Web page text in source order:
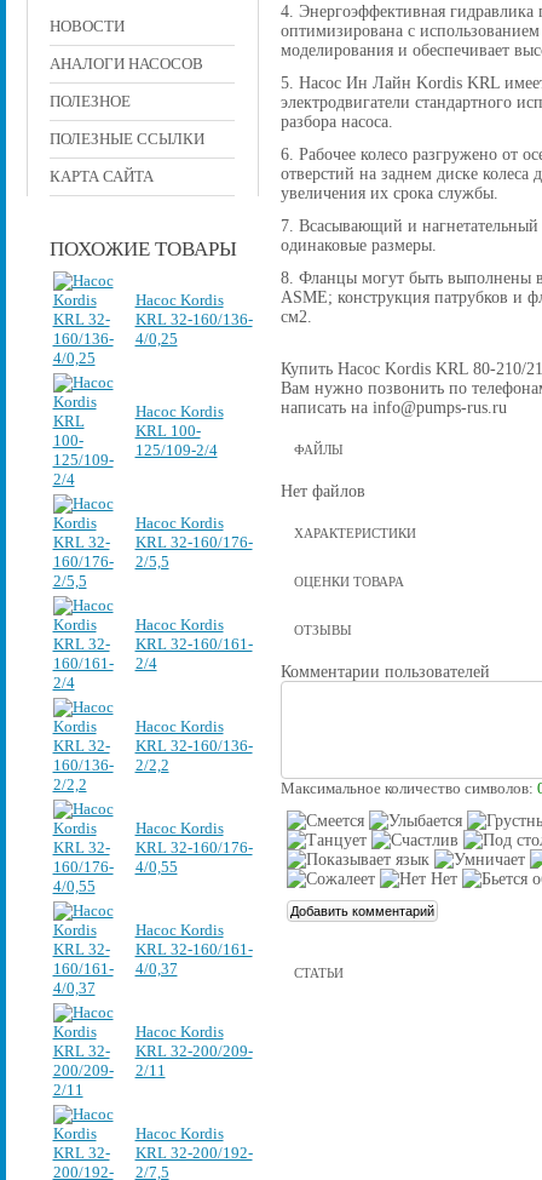
НОВОСТИ
АНАЛОГИ НАСОСОВ
ПОЛЕЗНОЕ
ПОЛЕЗНЫЕ ССЫЛКИ
КАРТА САЙТА
ПОХОЖИЕ ТОВАРЫ
Насос Kordis
KRL 32-160/136-
4/0,25
Насос Kordis
KRL 100-
125/109-2/4
Насос Kordis
KRL 32-160/176-
2/5,5
Насос Kordis
KRL 32-160/161-
2/4
Насос Kordis
KRL 32-160/136-
2/2,2
Насос Kordis
KRL 32-160/176-
4/0,55
Насос Kordis
KRL 32-160/161-
4/0,37
Насос Kordis
KRL 32-200/209-
2/11
Насос Kordis
KRL 32-200/192-
2/7,5
4. Энергоэффективная
оптимизирована с
моделирования и обеспечивает
5. Насос Ин Лайн Kordis KRL
электродвигатели стандартного
разбора насоса.
6. Рабочее колесо разгружено от
отверстий на заднем диске
увеличения их срока службы.
7. Всасывающий и
одинаковые размеры.
8. Фланцы могут быть выполнены
ASME; конструкция патрубков и
см2.
Купить Насос Kordis KRL 80-210/
Вам нужно позвонить по
написать на info@pumps-rus.ru
ФАЙЛЫ
Нет файлов
ХАРАКТЕРИСТИКИ
ОЦЕНКИ ТОВАРА
ОТЗЫВЫ
Комментарии пользователей
Максимальное количество символов:
СТАТЬИ